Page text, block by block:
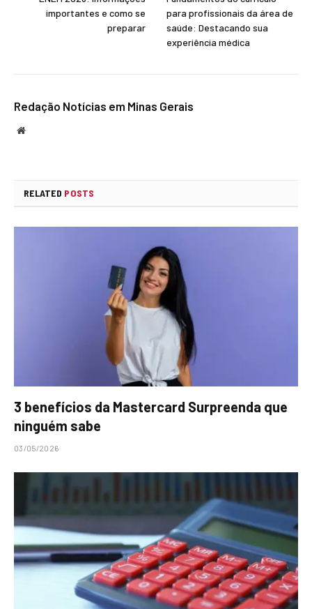
importantes e como se
preparar
para profissionais da área de
saúde: Destacando sua
experiência médica
Redação Notícias em Minas Gerais
Website
RELATED POSTS
3 benefícios da Mastercard Surpreenda que
ninguém sabe
03/05/2026